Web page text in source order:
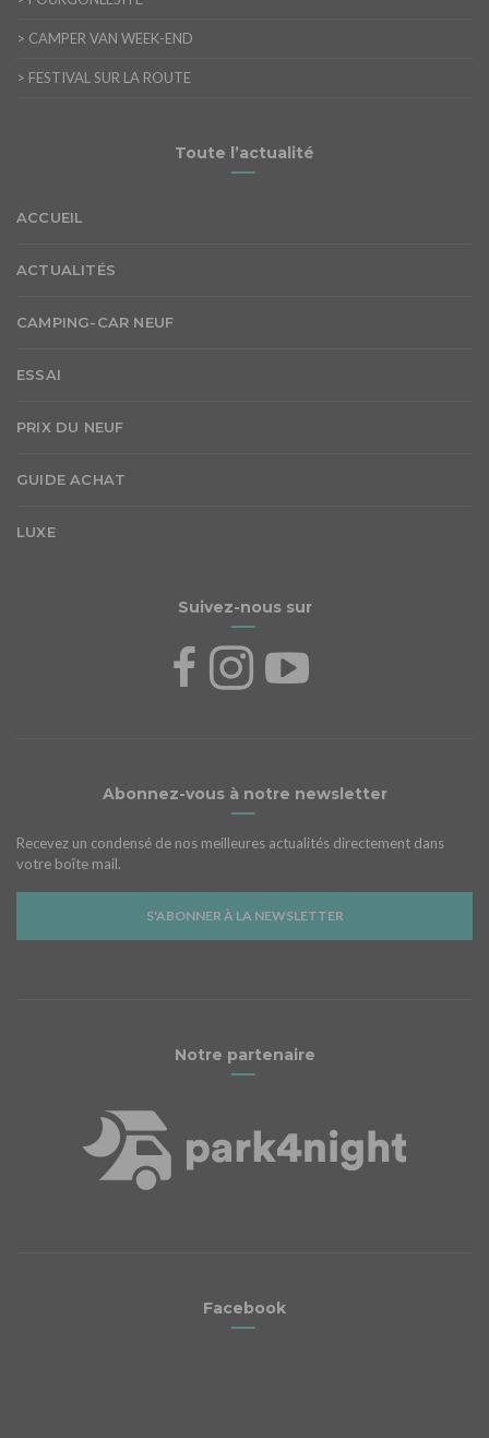
> CAMPER VAN WEEK-END
> FESTIVAL SUR LA ROUTE
Toute l’actualité
ACCUEIL
ACTUALITÉS
CAMPING-CAR NEUF
ESSAI
PRIX DU NEUF
GUIDE ACHAT
LUXE
Suivez-nous sur
Abonnez-vous à notre newsletter
Recevez un condensé de nos meilleures actualités directement dans
votre boîte mail.
S'ABONNER À LA NEWSLETTER
Notre partenaire
Facebook